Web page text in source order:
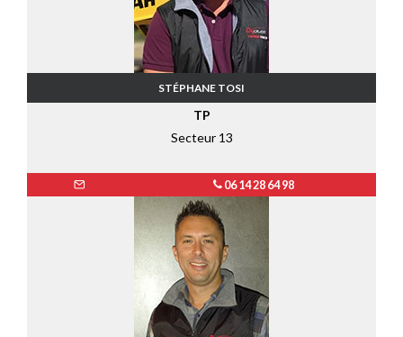
STÉPHANE TOSI
TP
Secteur 13
06 14 28 64 98